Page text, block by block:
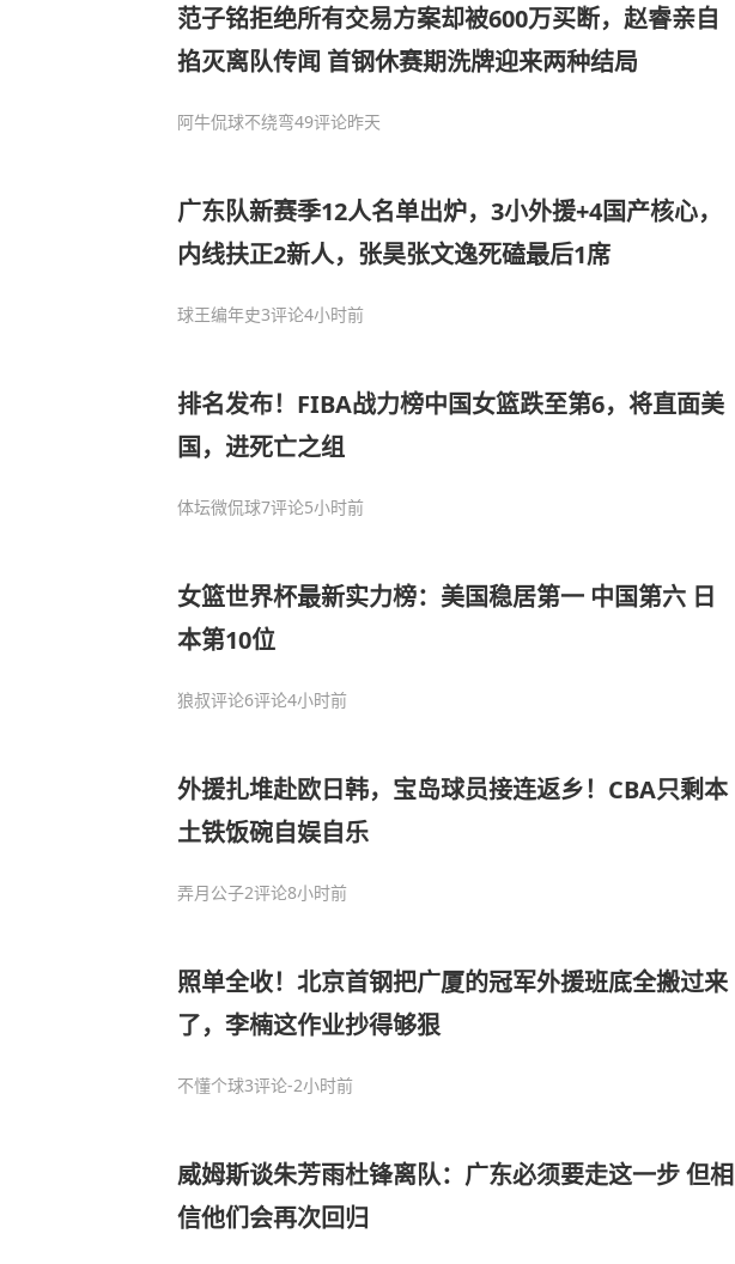
范子铭拒绝所有交易方案却被600万买断，赵睿亲自
掐灭离队传闻 首钢休赛期洗牌迎来两种结局
阿牛侃球不绕弯49评论昨天
广东队新赛季12人名单出炉，3小外援+4国产核心，
内线扶正2新人，张昊张文逸死磕最后1席
球王编年史3评论4小时前
排名发布！FIBA战力榜中国女篮跌至第6，将直面美
国，进死亡之组
体坛微侃球7评论5小时前
女篮世界杯最新实力榜：美国稳居第一 中国第六 日
本第10位
狼叔评论6评论4小时前
外援扎堆赴欧日韩，宝岛球员接连返乡！CBA只剩本
土铁饭碗自娱自乐
弄月公子2评论8小时前
照单全收！北京首钢把广厦的冠军外援班底全搬过来
了，李楠这作业抄得够狠
不懂个球3评论-2小时前
威姆斯谈朱芳雨杜锋离队：广东必须要走这一步 但相
信他们会再次回归